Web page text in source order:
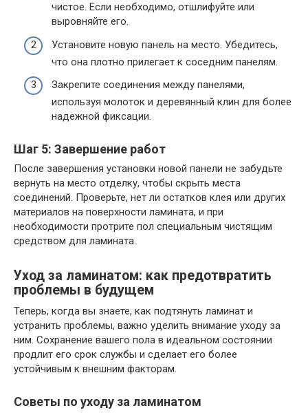
чистое. Если необходимо, отшлифуйте или
выровняйте его.
Установите новую панель на место. Убедитесь,
что она плотно прилегает к соседним панелям.
Закрепите соединения между панелями,
используя молоток и деревянный клин для более
надежной фиксации.
Шаг 5: Завершение работ
После завершения установки новой панели не забудьте
вернуть на место отделку, чтобы скрыть места
соединений. Проверьте, нет ли остатков клея или других
материалов на поверхности ламината, и при
необходимости протрите пол специальным чистящим
средством для ламината.
Уход за ламинатом: как предотвратить
проблемы в будущем
Теперь, когда вы знаете, как подтянуть ламинат и
устранить проблемы, важно уделить внимание уходу за
ним. Сохранение вашего пола в идеальном состоянии
продлит его срок службы и сделает его более
устойчивым к внешним факторам.
Советы по уходу за ламинатом